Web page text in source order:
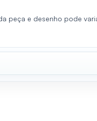
peça e desenho pode